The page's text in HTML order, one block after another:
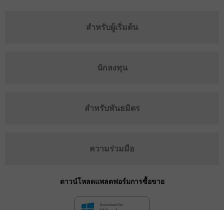
สำหรับผู้เริ่มต้น
นักลงทุน
สำหรับพันธมิตร
ความร่วมมือ
ดาวน์โหลดแพลตฟอร์มการซื้อขาย